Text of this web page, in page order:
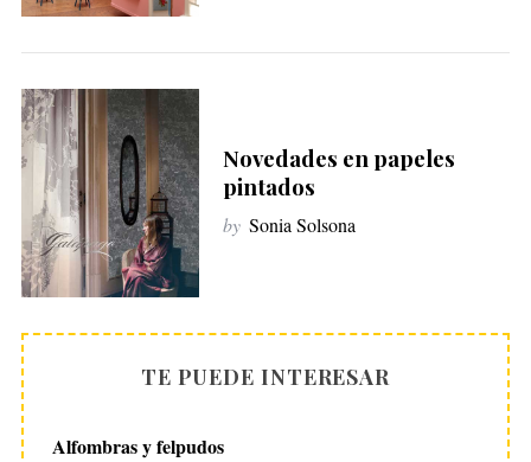
Novedades en papeles
pintados
by Sonia Solsona
TE PUEDE INTERESAR
Alfombras y felpudos